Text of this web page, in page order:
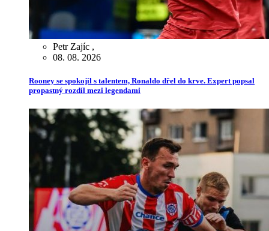
Petr Zajíc ,
08. 08. 2026
Rooney se spokojil s talentem, Ronaldo dřel do krve. Expert popsal
propastný rozdíl mezi legendami